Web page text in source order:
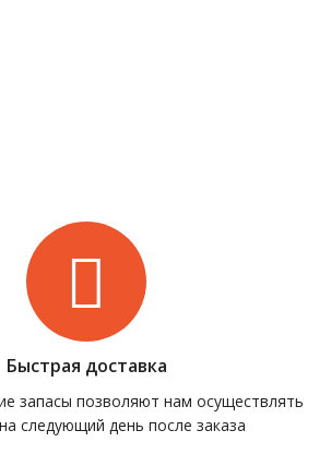
Быстрая доставка
запасы позволяют нам осуществлять
следующий день после заказа